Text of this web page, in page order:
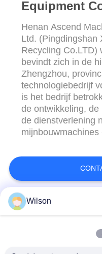
Equipment
Henan Ascend
Ltd. (Pingdingshan
Recycling Co.LTD)
bevindt zich in de
Zhengzhou,
technologiebedrijf
is het bedrijf
de ontwikkeling,
de dienstverlening
zijn
droger en
populaire
Wilson